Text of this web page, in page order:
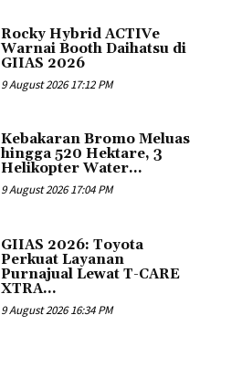
Rocky Hybrid ACTIVe
Warnai Booth Daihatsu di
GIIAS 2026
9 August 2026 17:12 PM
Kebakaran Bromo Meluas
hingga 520 Hektare, 3
Helikopter Water...
9 August 2026 17:04 PM
GIIAS 2026: Toyota
Perkuat Layanan
Purnajual Lewat T-CARE
XTRA...
9 August 2026 16:34 PM